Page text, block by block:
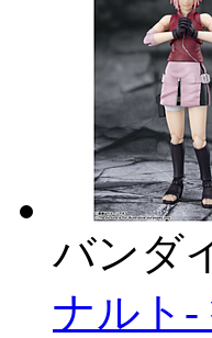
バンダ
ナルト-